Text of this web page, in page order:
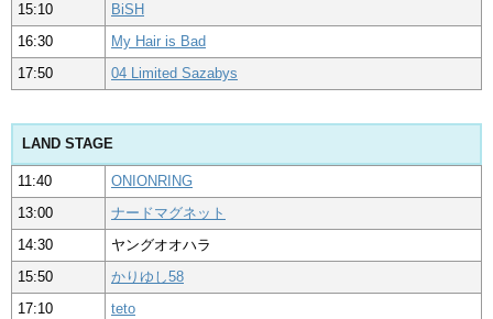
15:10
BiSH
16:30
My Hair is Bad
17:50
04 Limited Sazabys
LAND STAGE
11:40
ONIONRING
13:00
ナードマグネット
14:30
ヤングオオハラ
15:50
かりゆし58
17:10
teto